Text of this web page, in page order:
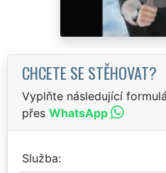
CHCETE SE STĚHOVAT?
Vyplňte následující
přes WhatsApp
Služba